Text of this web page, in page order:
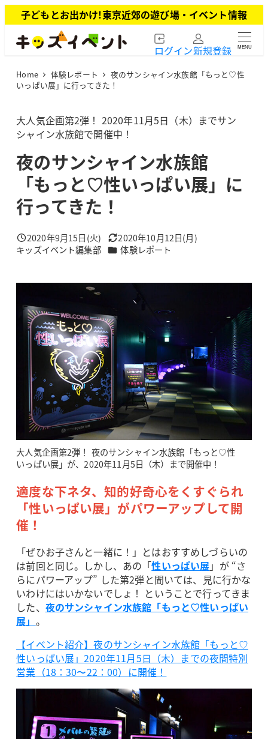
イ
子どもとお出かけ!東京近郊の遊び場・イベント情報
ログイン新規登録 MENU
Home 体験レポート
夜のサンシャイン水族館「もっと♡性
いっぱい展」に行ってきた！
大人気企画第2弾！ 2020年11月5日（木）までサン
シャイン水族館で開催中！
夜のサンシャイン水族館
「もっと♡性いっぱい展」に
行ってきた！
投稿日
2020年9月15日(火) 更新日
2020年10月12日(月)
著
キッズイベント編集部 カテゴリー
体験レポート
大人気企画第2弾！ 夜のサンシャイン水族館「もっと♡性
いっぱい展」が、2020年11月5日（木）まで開催中！
適度な下ネタ、知的好奇心をくすぐられ
「性いっぱい展」がパワーアップして開
催！
「ぜひお子さんと一緒に！」とはおすすめしづらいの
は前回と同じ。しかし、あの「性いっぱい展」が “さ
らにパワーアップ” した第2弾と聞いては、見に行かな
いわけにはいかないでしょ！ ということで行ってきま
した、 夜のサンシャイン水族館「もっと♡性いっぱい
展」 。
【イベント紹介】夜のサンシャイン水族館「もっと♡
性いっぱい展」2020年11月5日（木）までの夜間特別
営業（18：30〜22：00）に開催！